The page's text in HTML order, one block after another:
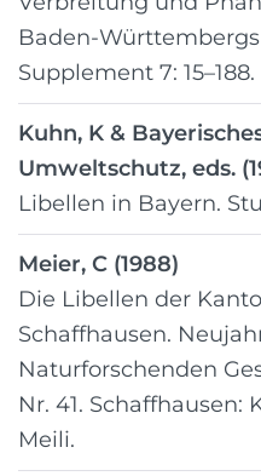
Baden-
Supplement 7: 15–188.
Kuhn, K &
Umweltschutz, eds.
Libellen in Bayern.
Meier, C (1988)
Die Libellen der
Schaffhausen.
Naturforschenden
Nr. 41. Schaffhausen:
Meili.